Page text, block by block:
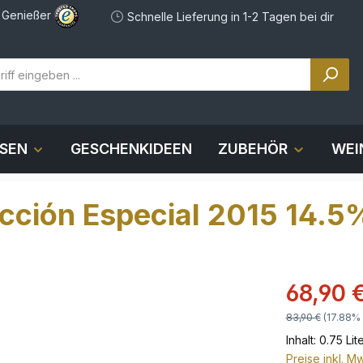
Schnelle Lieferung in 1-2 Tagen bei dir
GESCHENKIDEEN ZUBEHÖR
Especial 2015
68,90
83,90 €
Inhalt: 0.75
Preise inkl.